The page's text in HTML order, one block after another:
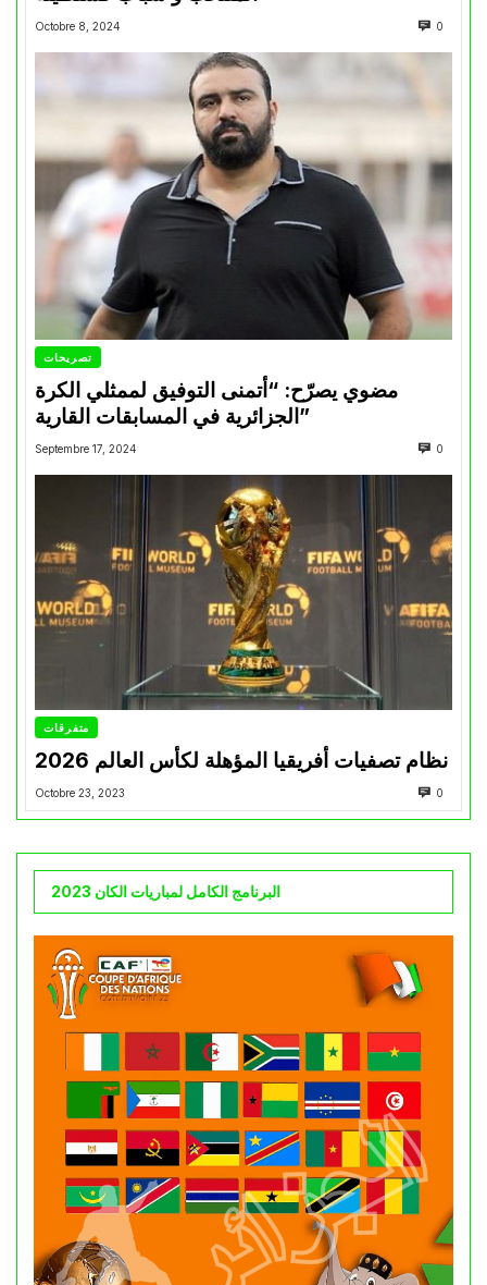
Octobre 8, 2024 0
تصريحات
مضوي يصرّح: “أتمنى التوفيق لممثلي الكرة
الجزائرية في المسابقات القارية”
Septembre 17, 2024 0
متفرقات
نظام تصفيات أفريقيا المؤهلة لكأس العالم 2026
Octobre 23, 2023 0
البرنامج الكامل لمباريات الكان 2023